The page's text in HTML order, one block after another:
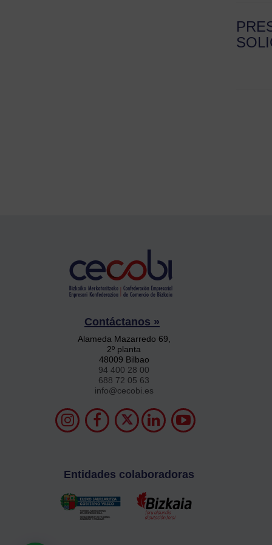
Contáctanos »
Alameda Mazarredo 69,
2º planta
48009 Bilbao
94 400 28 00
688 72 05 63
info@cecobi.es
Entidades colaboradoras